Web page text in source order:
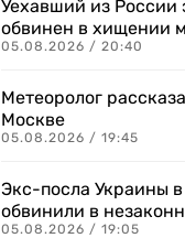
Уехавший из России
обвинен в хищении
05.08.2026 / 20:40
Метеоролог
Москве
05.08.2026 / 19:45
Экс-посла Украины
обвинили в
05.08.2026 / 19:05